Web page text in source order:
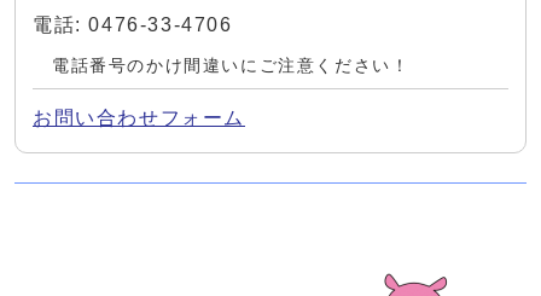
電話: 0476-33-4706
電話番号のかけ間違いにご注意ください！
お問い合わせフォーム